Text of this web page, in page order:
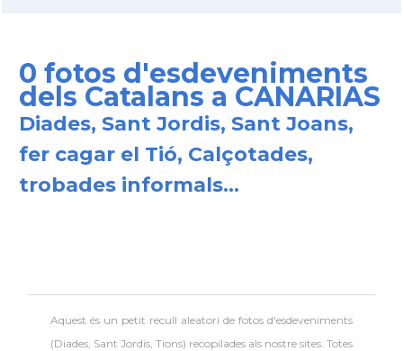
0 fotos d'esdeveniments
dels Catalans a CANARIAS
Diades, Sant Jordis, Sant Joans,
fer cagar el Tió, Calçotades,
trobades informals...
Aquest és un petit recull aleatori defotos d'esdeveniments
(Diades, Sant Jordis, Tions) recopilades als nostre sites. Totes